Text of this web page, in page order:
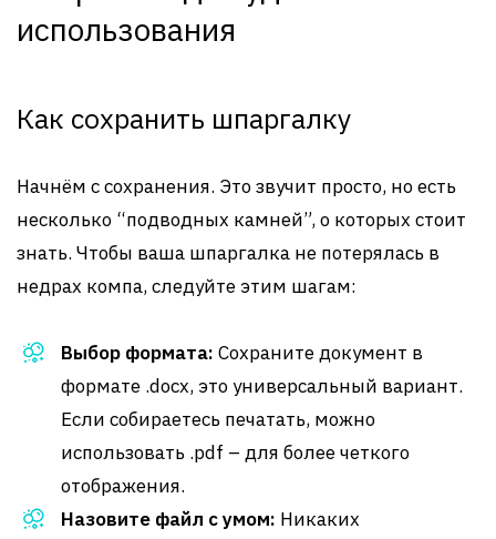
использования
Как сохранить шпаргалку
Начнём с сохранения. Это звучит просто, но есть
несколько “подводных камней”, о которых стоит
знать. Чтобы ваша шпаргалка не потерялась в
недрах компа, следуйте этим шагам:
Выбор формата: Сохраните документ в
формате .docx, это универсальный вариант.
Если собираетесь печатать, можно
использовать .pdf – для более четкого
отображения.
Назовите файл с умом: Никаких